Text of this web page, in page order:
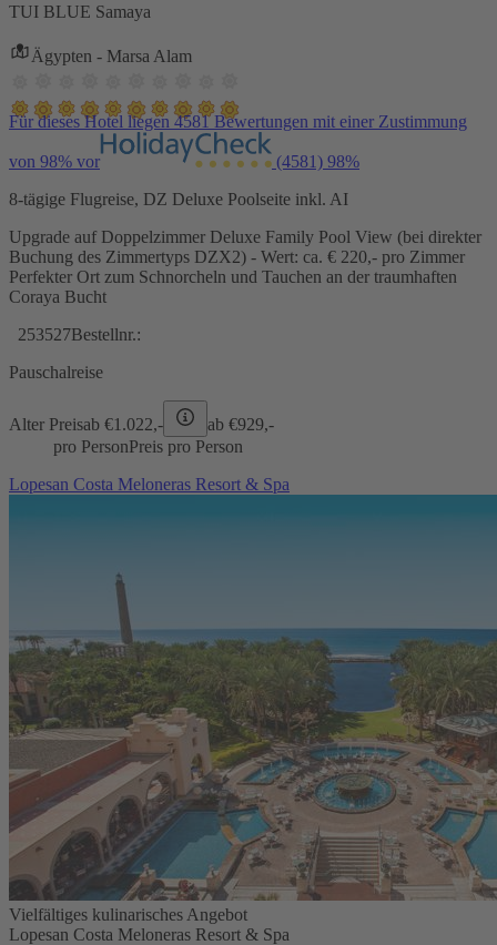
TUI BLUE Samaya
Ägypten - Marsa Alam
Für dieses Hotel liegen 4581 Bewertungen mit einer Zustimmung
von 98% vor (4581) 98%
8-tägige Flugreise, DZ Deluxe Poolseite inkl. AI
Upgrade auf Doppelzimmer Deluxe Family Pool View (bei direkter
Buchung des Zimmertyps DZX2) - Wert: ca. € 220,- pro Zimmer
Perfekter Ort zum Schnorcheln und Tauchen an der traumhaften
Coraya Bucht
253527Bestellnr.:
Pauschalreise
Alter Preisab €1.022,- ab €929,-
pro PersonPreis pro Person
Lopesan Costa Meloneras Resort & Spa
Vielfältiges kulinarisches Angebot
Lopesan Costa Meloneras Resort & Spa